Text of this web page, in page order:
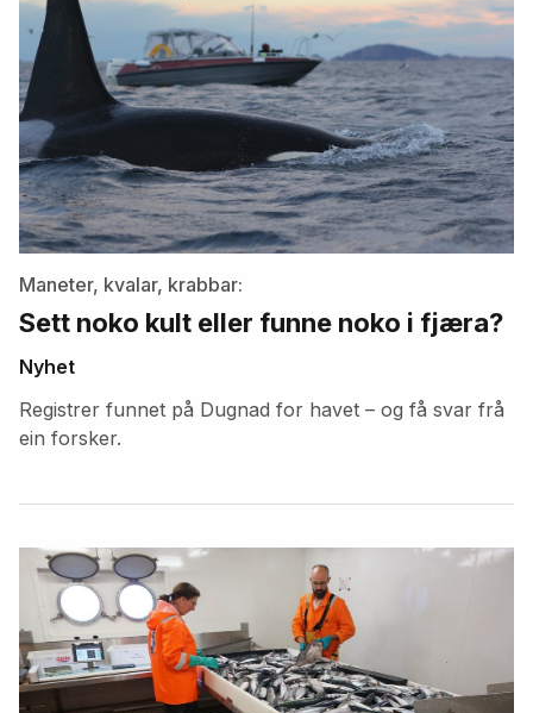
Maneter, kvalar, krabbar:
Sett noko kult eller funne noko i fjæra?
Nyhet
Registrer funnet på Dugnad for havet – og få svar frå
ein forsker.